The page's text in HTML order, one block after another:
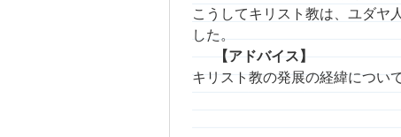
こうしてキリスト教は、ユダヤ
した。
【アドバイス】
キリスト教の発展の経緯につい